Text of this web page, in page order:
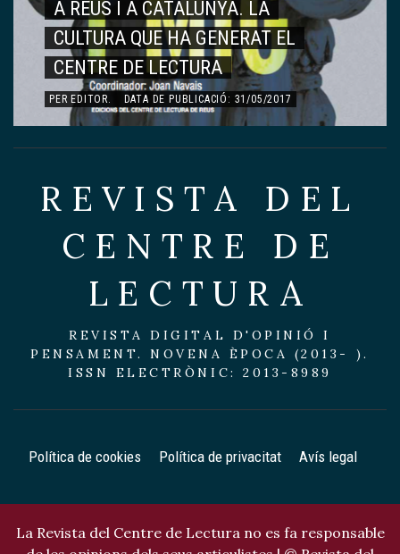
EDICIONS DEL CENTRE
142 – VIATGE AL CENTRE DE
LECTURA
PER EDITOR. DATA DE PUBLICACIÓ: 15/05/2017
REVISTA DEL
CENTRE DE
LECTURA
REVISTA DIGITAL D'OPINIÓ I
PENSAMENT. NOVENA ÈPOCA (2013- ).
ISSN ELECTRÒNIC: 2013-8989
Política de cookies Política de privacitat Avís legal
La Revista del Centre de Lectura no es fa responsable